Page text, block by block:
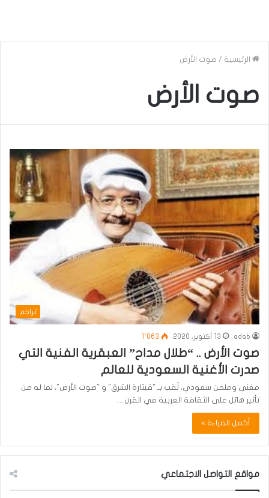
الرئيسية / صوت الأرض
صوت الأرض
تراجم
adab 13 أكتوبر، 2020 1٬063
صوت الأرض .. “طلال مداح” العبقرية الفنية التي
صدرت الأغنية السعودية للعالم
مغني وملحن سعودي، لُقب بـ "قيثارة الشرق" و "صوت الأرض"، لما له من
تأثير هائل على الثقافة العربية في القرن…
أكمل القراءة »
مواقع التواصل الاجتماعي